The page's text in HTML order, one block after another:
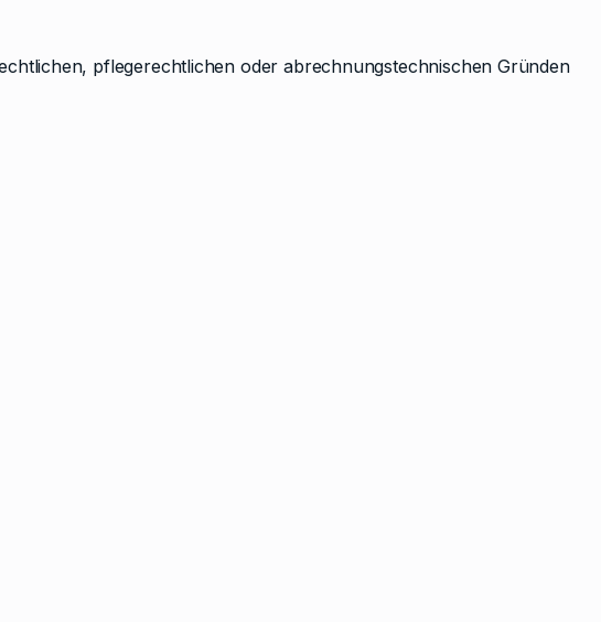
pflegerechtlichen oder abrechnungstechnischen Gründen